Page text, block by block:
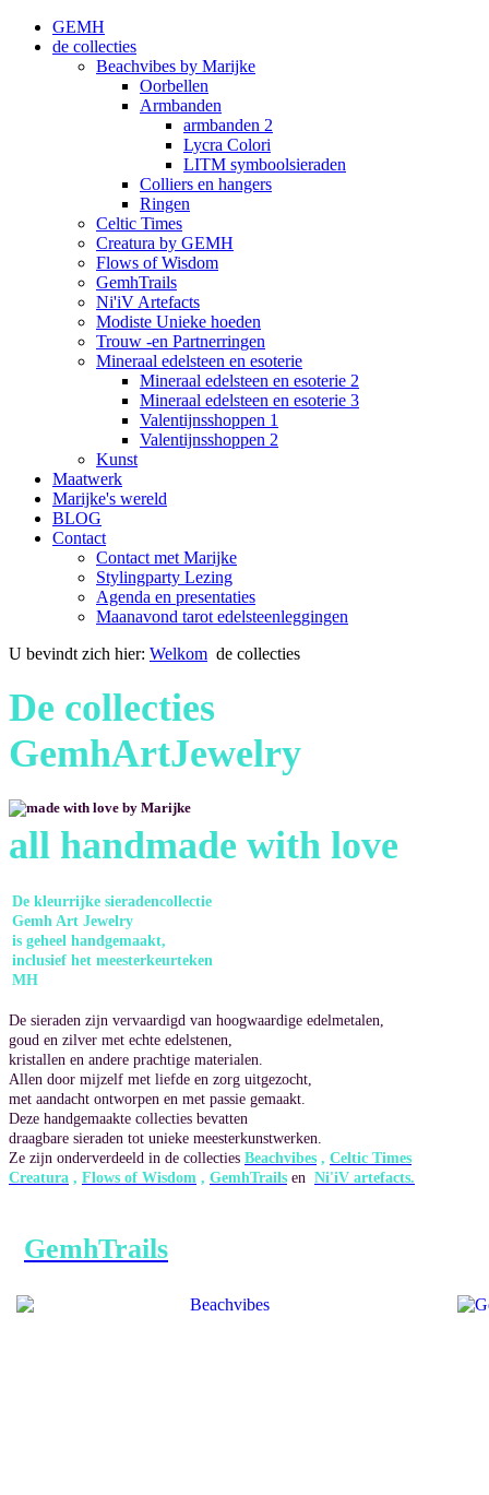
GEMH
de collecties
Beachvibes by Marijke
Oorbellen
Armbanden
armbanden 2
Lycra Colori
LITM symboolsieraden
Colliers en hangers
Ringen
Celtic Times
Creatura by GEMH
Flows of Wisdom
GemhTrails
Ni'iV Artefacts
Modiste Unieke hoeden
Trouw -en Partnerringen
Mineraal edelsteen en esoterie
Mineraal edelsteen en esoterie 2
Mineraal edelsteen en esoterie 3
Valentijnsshoppen 1
Valentijnsshoppen 2
Kunst
Maatwerk
Marijke's wereld
BLOG
Contact
Contact met Marijke
Stylingparty Lezing
Agenda en presentaties
Maanavond tarot edelsteenleggingen
U bevindt zich hier: Welkom de collecties
De collecties
GemhArtJewelry
all handmade with love
De kleurrijke sieradencollectie
Gemh Art Jewelry
is geheel handgemaakt,
inclusief het meesterkeurteken
MH
De sieraden zijn vervaardigd van hoogwaardige edelmetalen,
goud en zilver met echte edelstenen,
kristallen en andere prachtige materialen.
Allen door mijzelf met liefde en zorg uitgezocht,
met aandacht ontworpen en met passie gemaakt.
Deze handgemaakte collecties bevatten
draagbare sieraden tot unieke meesterkunstwerken.
Ze zijn onderverdeeld in de collecties Beachvibes , Celtic Times
Creatura , Flows of Wisdom , GemhTrails en Ni'iV artefacts.
GemhTrails